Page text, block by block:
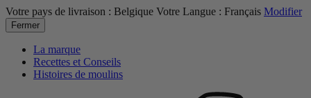
Votre pays de livraison : Belgique Votre Langue : Français Modifier
Fermer
La marque
Recettes et Conseils
Histoires de moulins